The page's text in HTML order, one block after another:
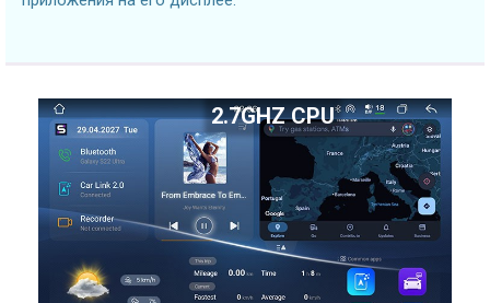
2.7GHZ CPU